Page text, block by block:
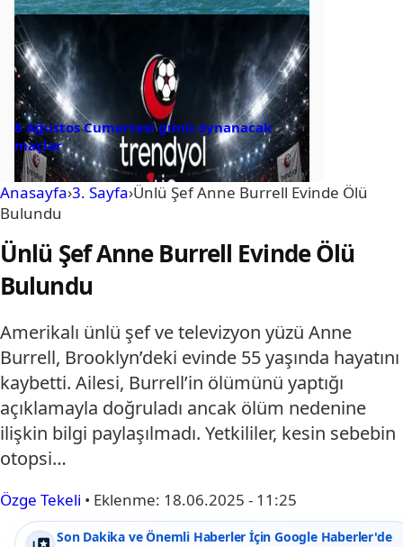
8 Ağustos Cumartesi günü oynanacak
maçlar
Anasayfa›3. Sayfa›Ünlü Şef Anne Burrell Evinde Ölü
Bulundu
Ünlü Şef Anne Burrell Evinde Ölü
Bulundu
Amerikalı ünlü şef ve televizyon yüzü Anne
Burrell, Brooklyn’deki evinde 55 yaşında hayatını
kaybetti. Ailesi, Burrell’in ölümünü yaptığı
açıklamayla doğruladı ancak ölüm nedenine
ilişkin bilgi paylaşılmadı. Yetkililer, kesin sebebin
otopsi…
Özge Tekeli • Eklenme: 18.06.2025 - 11:25
Son Dakika ve Önemli Haberler İçin Google Haberler'de